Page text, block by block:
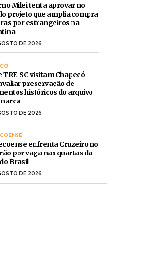
Milei tenta aprovar no
projeto que amplia compra
por estrangeiros na
DE 2026
TRE-SC visitam Chapecó
preservação de
históricos do arquivo
DE 2026
enfrenta Cruzeiro no
por vaga nas quartas da
Brasil
DE 2026